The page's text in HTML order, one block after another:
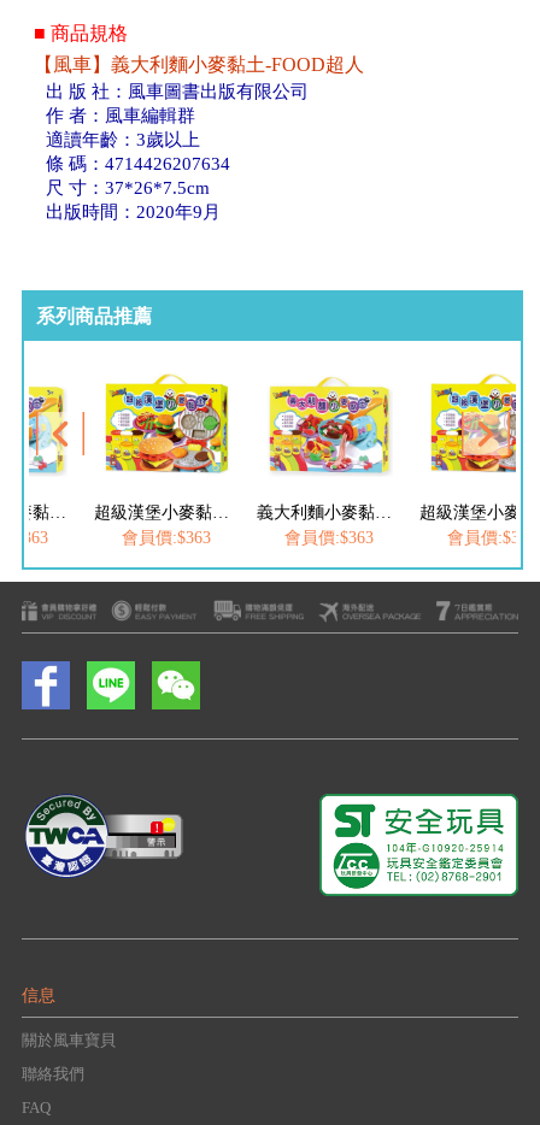
■ 商品規格
【風車】義大利麵小麥黏土-FOOD超人
出 版 社：風車圖書出版有限公司
作 者：風車編輯群
適讀年齡：3歲以上
條 碼：4714426207634
尺 寸：37*26*7.5cm
出版時間：2020年9月
系列商品推薦
:$363
會員價:$363
會員價:$363
會員價:$363
信息
關於風車寶貝
聯絡我們
FAQ